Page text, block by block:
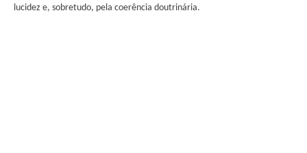
lucidez e, sobretudo, pela coerência doutrinária.